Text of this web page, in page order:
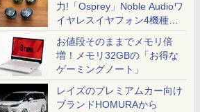
力!「Osprey」Noble Audioワ
イヤレスイヤフォン4機種を
一気に聴く
お値段そのままでメモリ倍
増！メモリ32GBの「お得な
ゲーミングノート」
レイズのプレミアムカー向け
ブランドHOMURAから